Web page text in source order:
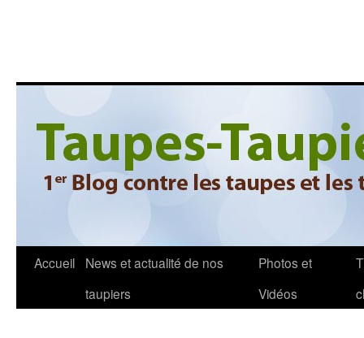
Accueil
News et actualité de nos
taupiers
Photos et
Vidéos